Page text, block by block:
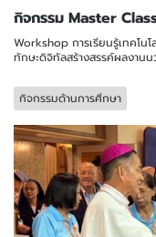
กิจกรรม Master
Workshop การเรียนรู้เทคโน
ทักษะดิจิทัลสร้างสรรค์ผลงาน
กิจกรรมด้านการศึกษา